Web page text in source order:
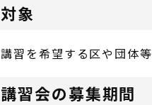
対象
講習を希望する区や団体等
講習会の募集期間